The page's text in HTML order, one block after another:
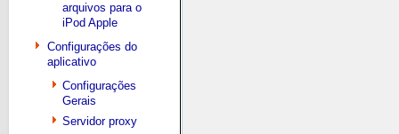
arquivos para o
iPod Apple
Configurações do
aplicativo
Configurações
Gerais
Servidor proxy